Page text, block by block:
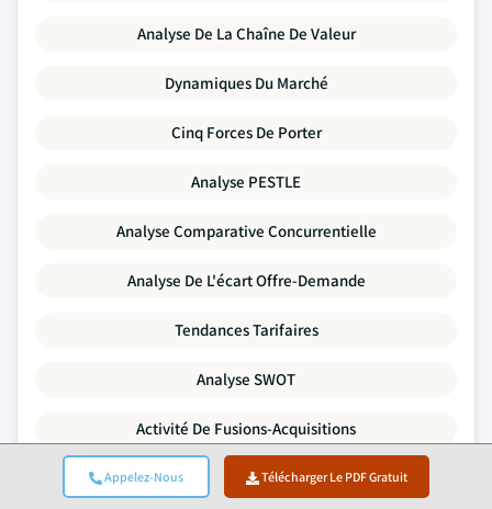
Appelez-Nous Télécharger Le PDF Gratuit
Analyse De La Chaîne De Valeur
Dynamiques Du Marché
Cinq Forces De Porter
Analyse PESTLE
Analyse Comparative Concurrentielle
Analyse De L'écart Offre-Demande
Tendances Tarifaires
Analyse SWOT
Activité De Fusions-Acquisitions
Paysage De L'investissement Et Du Financement